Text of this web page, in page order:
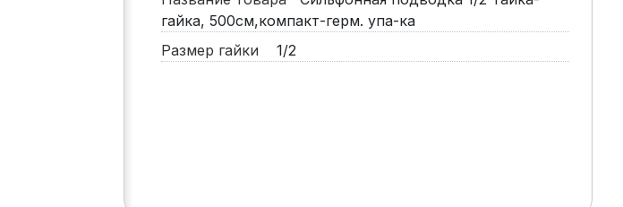
гайка, 500см,компакт-герм. упа-ка
Размер гайки
1/2